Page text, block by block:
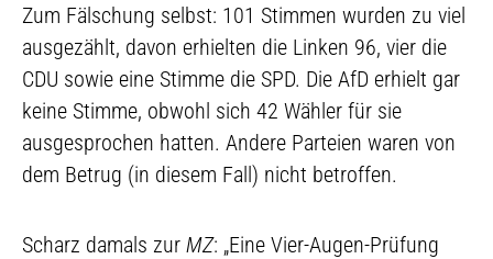
Zum Fälschung selbst: 101 Stimmen wurden zu viel
ausgezählt, davon erhielten die Linken 96, vier die
CDU sowie eine Stimme die SPD. Die AfD erhielt gar
keine Stimme, obwohl sich 42 Wähler für sie
ausgesprochen hatten. Andere Parteien waren von
dem Betrug (in diesem Fall) nicht betroffen.
Scharz damals zur MZ: „Eine Vier-Augen-Prüfung